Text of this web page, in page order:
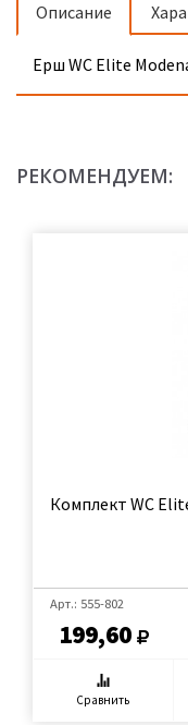
Описание
Ерш WC Elite
РЕКОМЕНДУЕМ:
Комплект WC
Арт.: 555-802
199,60
Сравнить